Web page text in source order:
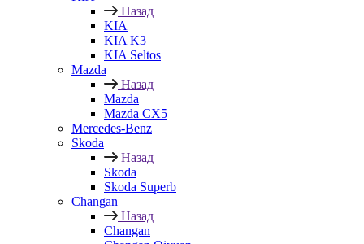
Назад
KIA
KIA K3
KIA Seltos
Mazda
Назад
Mazda
Mazda CX5
Mercedes-Benz
Skoda
Назад
Skoda
Skoda Superb
Changan
Назад
Changan